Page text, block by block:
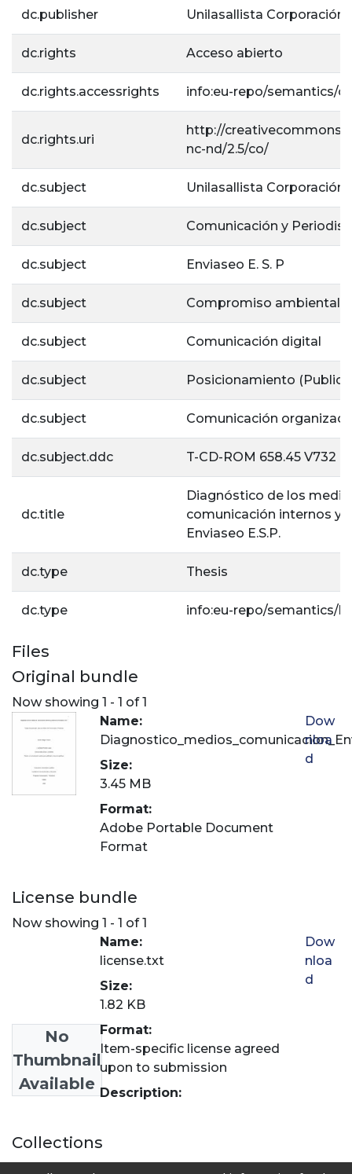
dc.publisher Unilasallista Corporación
dc.rights Acceso abierto
dc.rights.accessrights info:eu-repo/semantics/
dc.rights.uri
http://
nc-nd/2.5/co/
dc.subject Unilasallista Corporación
dc.subject Comunicación y
dc.subject Enviaseo E. S. P
dc.subject Compromiso ambiental
dc.subject Comunicación digital
dc.subject Posicionamiento
dc.subject Comunicación
dc.subject.ddc T-CD-ROM 658.45 V732
dc.title
Diagnóstico de los
comunicación internos y
Enviaseo E.S.P.
dc.type Thesis
dc.type info:eu-repo/semantics/
Files
Original bundle
Now showing 1 - 1 of 1
Name:
Size:
3.45 MB
Format:
Adobe Portable Document
Format
Dow
nloa
d
License bundle
Now showing 1 - 1 of 1
No
Thumbnail
Available
Name:
license.txt
Size:
1.82 KB
Format:
Item-specific license agreed
upon to submission
Description:
Dow
nloa
d
Collections
Comunicación y periodismo